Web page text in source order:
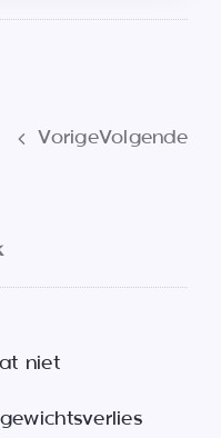
VorigeVolgende
niet